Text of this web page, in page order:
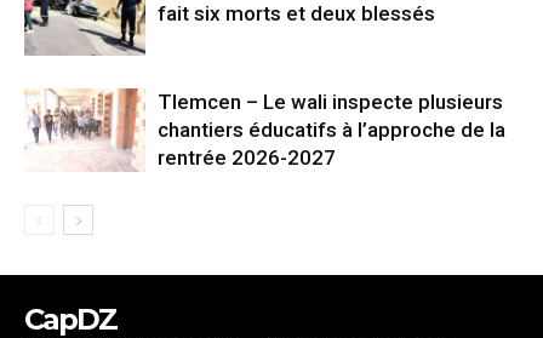
fait six morts et deux blessés
Tlemcen – Le wali inspecte plusieurs
chantiers éducatifs à l’approche de la
rentrée 2026-2027
CapDZ